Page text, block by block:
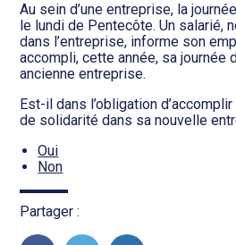
Audit légal
Gestion de patrimoine
Procédures collectives
Transition numérique
Facturation et pilotage : MEG
Analyse et tableau de bord :
WAIBI
Gérer vos ressources
humaines : SILAE
Au sein d’une entreprise, la
le lundi de Pentecôte. Un salarié,
dans l’entreprise, informe son
accompli, cette année, sa journée
ancienne entreprise.
Est-il dans l’obligation
de solidarité dans sa nouvelle
Oui
Non
Partager :